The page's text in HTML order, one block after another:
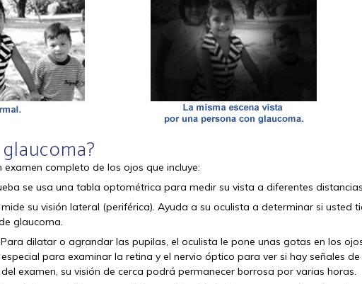
completo de los ojos que incluye:
se usa una tabla optométrica para medir su vista a diferentes
su visión lateral (periférica). Ayuda a su oculista a determinar si usted
glaucoma.
dilatar o agrandar las pupilas, el oculista le pone unas gotas en los
para examinar la retina y el nervio óptico para ver si hay señales
examen, su visión de cerca podrá permanecer borrosa por varias horas.